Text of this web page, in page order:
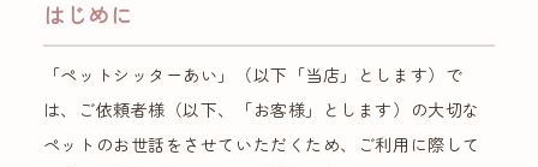
はじめに
「ペットシッターあい」（以下「当店」とします）で
は、ご依頼者様（以下、「お客様」とします）の大切な
ペットのお世話をさせていただくため、ご利用に際して